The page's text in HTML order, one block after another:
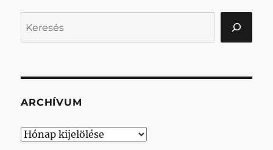
ARCHÍVUM
Archívum